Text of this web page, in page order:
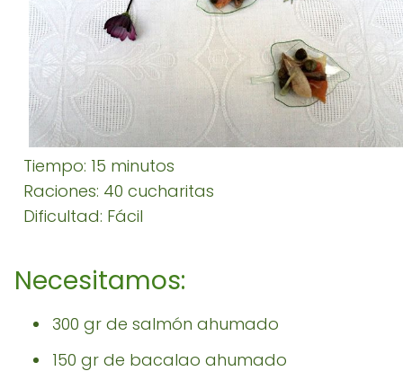
Tiempo: 15 minutos
Raciones: 40 cucharitas
Dificultad: Fácil
Necesitamos:
300 gr de salmón ahumado
150 gr de bacalao ahumado